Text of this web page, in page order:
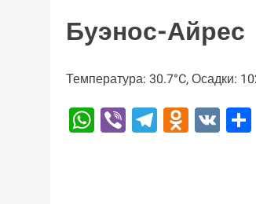
Буэнос-Айрес
Температура: 30.7°C, Осадки:
WhatsApp
ViberTelegram
VK